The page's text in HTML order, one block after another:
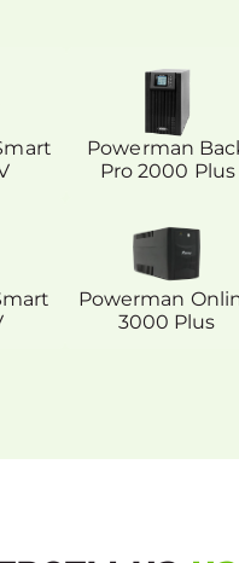
Powerman
Pro 2000 Plus
Powerman
3000 Plus